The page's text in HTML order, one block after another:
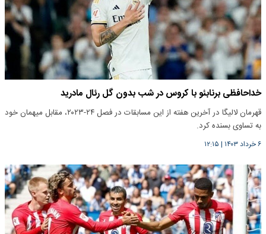
خداحافظی برنابئو با کروس در شب بدون گل رئال مادرید
قهرمان لالیگا در آخرین هفته از این مسابقات در فصل ۲۴-۲۰۲۳، مقابل میهمان خود
به تساوی بسنده کرد.
۶ خرداد ۱۴۰۳ | ۱۲:۱۵